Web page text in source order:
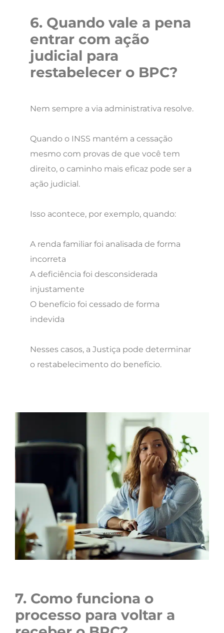
6. Quando vale a pena
entrar com ação
judicial para
restabelecer o BPC?
Nem sempre a via administrativa resolve.
Quando o INSS mantém a cessação
mesmo com provas de que você tem
direito, o caminho mais eficaz pode ser a
ação judicial.
Isso acontece, por exemplo, quando:
A renda familiar foi analisada de forma
incorreta
A deficiência foi desconsiderada
injustamente
O benefício foi cessado de forma
indevida
Nesses casos, a Justiça pode determinar
o restabelecimento do benefício.
7. Como funciona o
processo para voltar a